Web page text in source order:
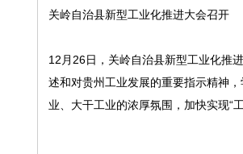
关岭自治县新型工业化推进大会召开
12月26日，关岭自治县新型工业化推
述和对贵州工业发展的重要指示精神
业、大干工业的浓厚氛围，加快实现“